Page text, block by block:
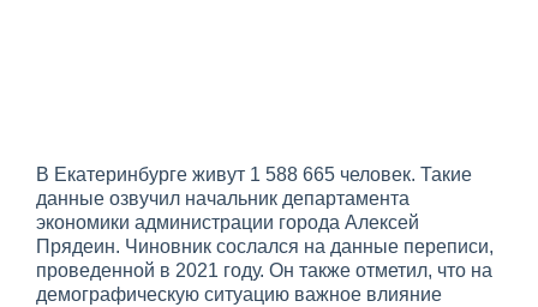
В Екатеринбурге живут 1 588 665 человек. Такие
данные озвучил начальник департамента
экономики администрации города Алексей
Прядеин. Чиновник сослался на данные переписи,
проведенной в 2021 году. Он также отметил, что на
демографическую ситуацию важное влияние